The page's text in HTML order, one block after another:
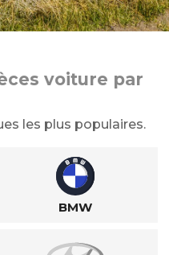
voiture par
les plus populaires.
BMW